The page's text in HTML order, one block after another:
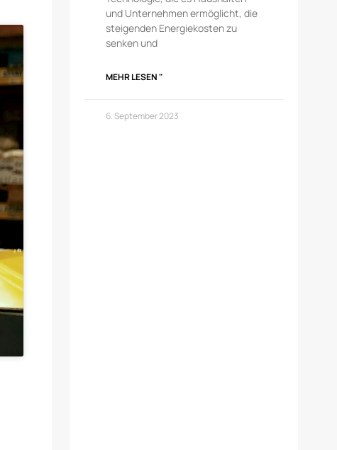
und Unternehmen ermöglicht, die
steigenden Energiekosten zu
senken und
MEHR LESEN "
6. September 2023